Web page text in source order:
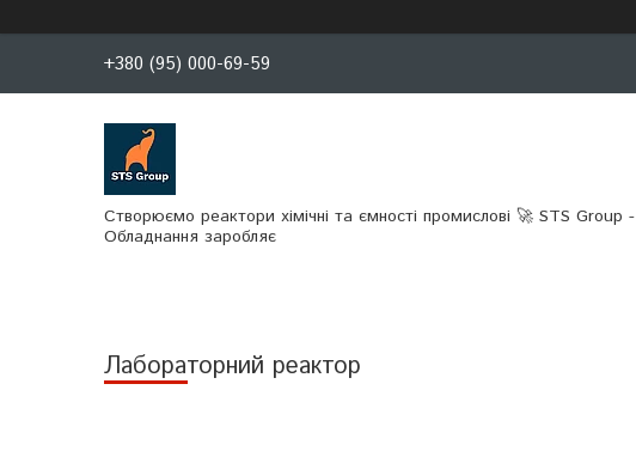
+380 (95) 000-69-59
Створюємо реактори хімічні та ємності промислові 🚀 STS Group -
Обладнання заробляє
Лабораторний реактор